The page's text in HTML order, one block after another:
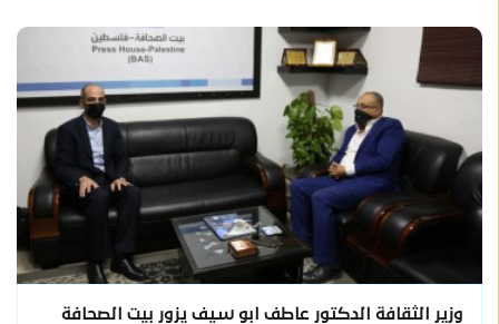
وزير الثقافة الدكتور عاطف ابو سيف يزور بيت الصحافة